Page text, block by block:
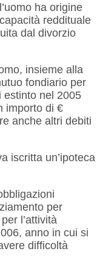
ha origine
reddituale
dal divorzio
insieme alla
fondiario per
estinto nel 2005
importo di €
anche altri debiti
iscritta un’ipoteca
per
l’attività
anno in cui si
difficoltà